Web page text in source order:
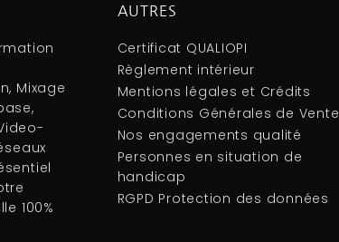
Mixage
100%
AUTRES
Certificat QUALIOPI
Règlement intérieur
Mentions légales et Crédits
Conditions Générales de Vente
Nos engagements qualité
Personnes en situation de
handicap
RGPD Protection des données